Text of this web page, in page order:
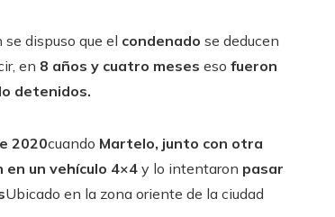
dispuso que el condenado se deducen
en 8 años y cuatro meses eso fueron
detenidos.
2020cuando Martelo, junto con otra
en un vehículo 4×4 y lo intentaron pasar
Ubicado en la zona oriente de la ciudad